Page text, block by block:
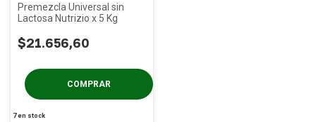
Premezcla Universal sin
Lactosa Nutrizio x 5 Kg
$21.656,60
7en stock